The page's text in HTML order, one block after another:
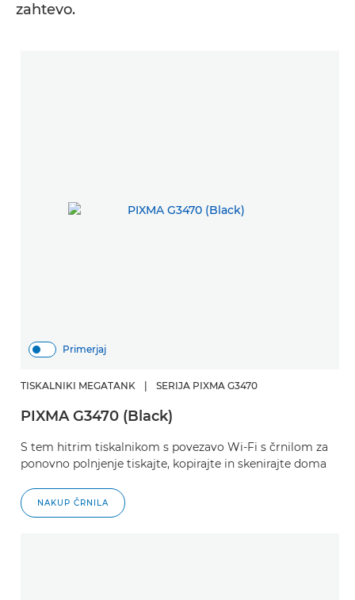
zahtevo.
Primerjaj
TISKALNIKI MEGATANK SERIJA PIXMA G3470
PIXMA G3470 (Black)
S tem hitrim tiskalnikom s povezavo Wi-Fi s črnilom za
ponovno polnjenje tiskajte, kopirajte in skenirajte doma
NAKUP ČRNILA